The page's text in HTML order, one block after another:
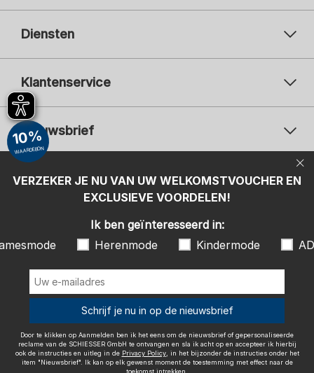
Diensten
Klantenservice
Nieuwsbrief
Uw
Uw e-mailadres
Aanmelden
Herenmode
ADIDAS
Door te klikken op Aanmelden ben ik het eens om de nieuwsbrief of
gepersonaliseerde reclame van de SCHIESSER GmbH te ontvangen en
sla ik acht op en accepteer ik hierbij ook de instructies en uitleg in de
, in het bijzonder de instructies onder het item
effect naar de toekomst intrekken.
Betaalwijzen
Wij bezorgen met
VERZEKER JE NU VAN UW WELKOMSTVOUCHER EN
EXCLUSIEVE VOORDELEN!
10%
WAARDEBON
Ik ben geïnteresseerd in:
Herenmode Kindermode
Schrijf je nu in op de nieuwsbrief
Door te klikken op Aanmelden ben ik het eens om de nieuwsbrief of gepersonaliseerde
reclame van de SCHIESSER GmbH te ontvangen en sla ik acht op en accepteer ik hierbij
ook de instructies en uitleg in de Privacy Policy, in het bijzonder de instructies onder het
item "Nieuwsbrief". Ik kan op elk gewenst moment de toestemming met effect naar de
toekomst intrekken.